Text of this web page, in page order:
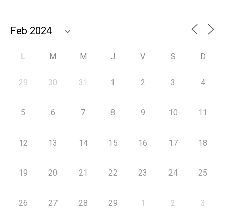
L M M J V S D
29 30 31 1 2 3 4
5 6 7 8 9 10 11
12 13 14 15 16 17 18
19 20 21 22 23 24 25
26 27 28 29 1 2 3